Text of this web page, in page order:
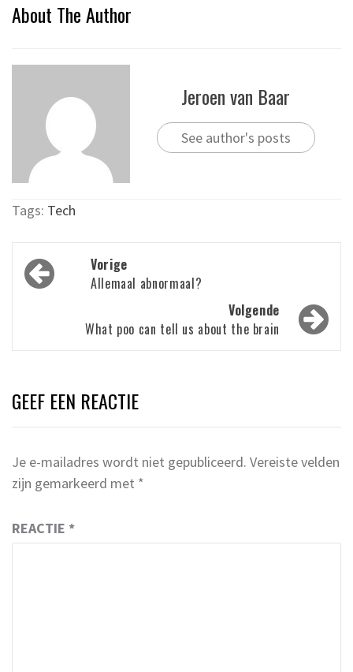
About The Author
Jeroen van Baar
See author's posts
Tags: Tech
Bericht
navigatie
Vorige
Allemaal abnormaal?
Volgende
What poo can tell us about the brain
GEEF EEN REACTIE
Je e-mailadres wordt niet gepubliceerd. Vereiste velden
zijn gemarkeerd met *
REACTIE *